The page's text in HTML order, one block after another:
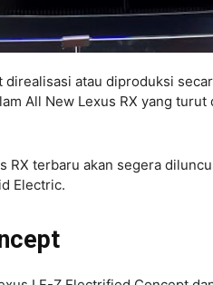
atau diproduksi
All New Lexus RX yang
RX terbaru akan segera
Electric.